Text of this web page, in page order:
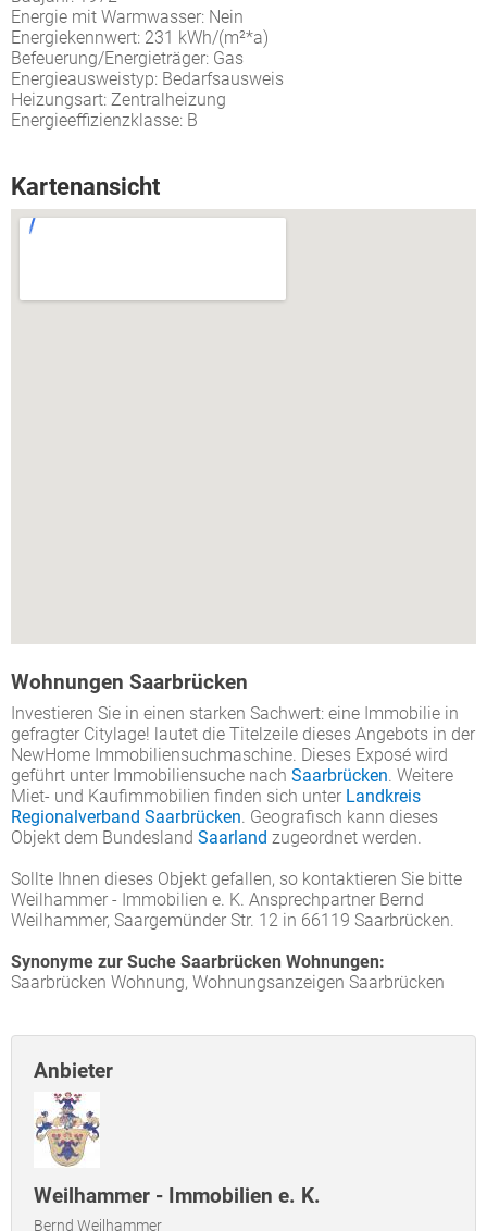
Energie mit Warmwasser: Nein
Energiekennwert: 231 kWh/(m²*a)
Befeuerung/Energieträger: Gas
Energieausweistyp: Bedarfsausweis
Heizungsart: Zentralheizung
Energieeffizienzklasse: B
Kartenansicht
Wohnungen Saarbrücken
Investieren Sie in einen starken Sachwert: eine Immobilie in
gefragter Citylage! lautet die Titelzeile dieses Angebots in der
NewHome Immobiliensuchmaschine. Dieses Exposé wird
geführt unter Immobiliensuche nach Saarbrücken. Weitere
Miet- und Kaufimmobilien finden sich unter Landkreis
Regionalverband Saarbrücken. Geografisch kann dieses
Objekt dem Bundesland Saarland zugeordnet werden.
Sollte Ihnen dieses Objekt gefallen, so kontaktieren Sie bitte
Weilhammer - Immobilien e. K. Ansprechpartner Bernd
Weilhammer, Saargemünder Str. 12 in 66119 Saarbrücken.
Synonyme zur Suche Saarbrücken Wohnungen:
Saarbrücken Wohnung, Wohnungsanzeigen Saarbrücken
Anbieter
Weilhammer - Immobilien e. K.
Bernd Weilhammer